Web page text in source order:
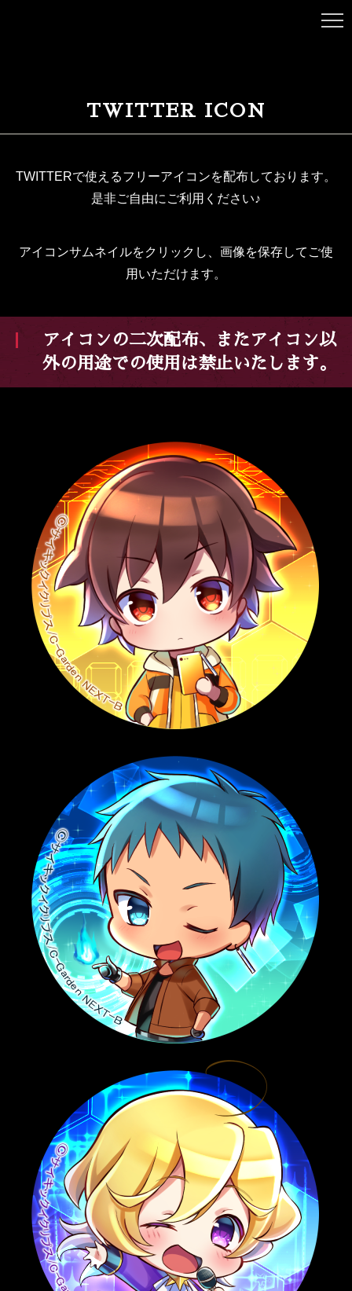
TWITTER ICON
TWITTERで使えるフリーアイコンを配布しております。
是非ご自由にご利用ください♪
アイコンサムネイルをクリックし、画像を保存してご使
用いただけます。
アイコンの二次配布、またアイコン以
外の用途での使用は禁止いたします。